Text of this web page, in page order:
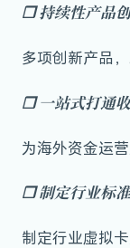
❒持续性产品
多项创新产品
❒一站式打通
为海外资金运
❒制定行业标准
制定行业虚拟